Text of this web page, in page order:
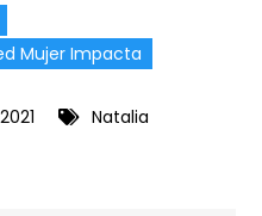
Mujer Impacta
Natalia